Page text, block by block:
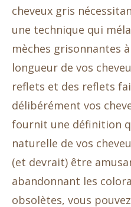
cheveux gris
une technique qui
mèches grisonnantes
longueur de vos
reflets et des reflets
délibérément vos
fournit une définition
naturelle de vos
(et devrait) être
abandonnant les
obsolètes, vous